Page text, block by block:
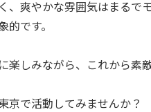
、爽やかな雰囲気はまるで
です。
楽しみながら、これから素
京で活動してみませんか？